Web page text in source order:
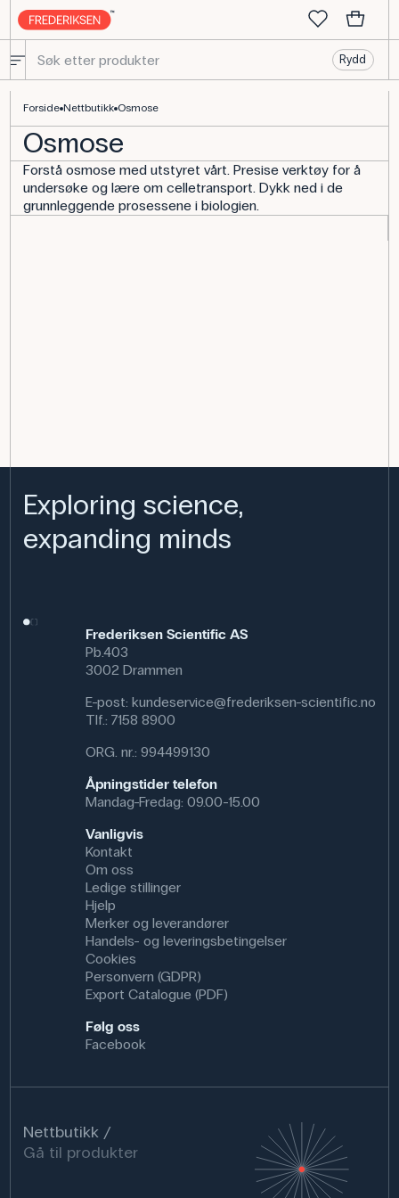
Rydd
Forside Nettbutikk Osmose
Osmose
Forstå osmose med utstyret vårt. Presise verktøy for å
undersøke og lære om celletransport. Dykk ned i de
grunnleggende prosessene i biologien.
Exploring science,
expanding minds
Frederiksen Scientific AS
Pb.403
3002 Drammen
E-post: kundeservice@frederiksen-scientific.no
Tlf.: 7158 8900
ORG. nr.: 994499130
Åpningstider telefon
Mandag-Fredag: 09.00-15.00
Vanligvis
Kontakt
Om oss
Ledige stillinger
Hjelp
Merker og leverandører
Handels- og leveringsbetingelser
Cookies
Personvern (GDPR)
Export Catalogue (PDF)
Følg oss
Facebook
Nettbutikk
Gå til produkter